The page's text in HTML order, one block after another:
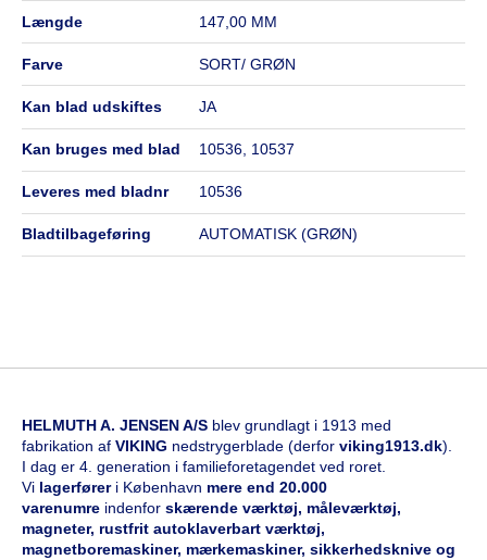
længde 147,00 MM
farve SORT/ GRØN
kan blad udskiftes JA
kan bruges med blad 10536, 10537
leveres med bladnr 10536
bladtilbageføring AUTOMATISK (GRØN)
HELMUTH A. JENSEN A/S blev grundlagt i 1913 med
fabrikation af VIKING nedstrygerblade (derfor viking1913.dk).
I dag er 4. generation i familieforetagendet ved roret.
Vi lagerfører i København mere end 20.000
varenumre indenfor skærende værktøj, måleværktøj,
magneter, rustfrit autoklaverbart værktøj,
magnetboremaskiner, mærkemaskiner, sikkerhedsknive og